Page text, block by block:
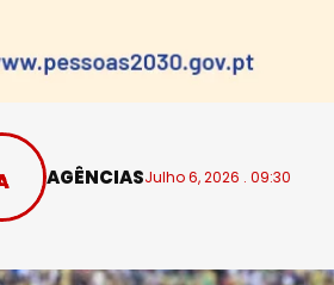
AGÊNCIASJulho 6, 2026 . 09:30